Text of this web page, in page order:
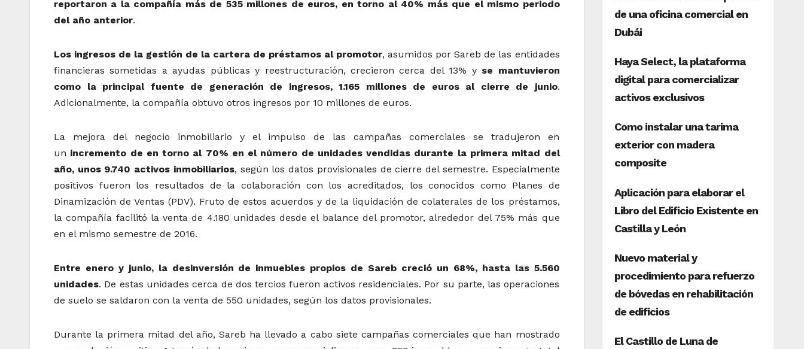
reportaron a la compañía más de 535 millones de euros, en torno al 40% más que el mismo periodo
del año anterior.
Los ingresos de la gestión de la cartera de préstamos al promotor, asumidos por Sareb de las entidades
financieras sometidas a ayudas públicas y reestructuración, crecieron cerca del 13% y se mantuvieron
como la principal fuente de generación de ingresos, 1.165 millones de euros al cierre de junio.
Adicionalmente, la compañía obtuvo otros ingresos por 10 millones de euros.
La mejora del negocio inmobiliario y el impulso de las campañas comerciales se tradujeron en
un incremento de en torno al 70% en el número de unidades vendidas durante la primera mitad del
año, unos 9.740 activos inmobiliarios, según los datos provisionales de cierre del semestre. Especialmente
positivos fueron los resultados de la colaboración con los acreditados, los conocidos como Planes de
Dinamización de Ventas (PDV). Fruto de estos acuerdos y de la liquidación de colaterales de los préstamos,
la compañía facilitó la venta de 4.180 unidades desde el balance del promotor, alrededor del 75% más que
en el mismo semestre de 2016.
Entre enero y junio, la desinversión de inmuebles propios de Sareb creció un 68%, hasta las 5.560
unidades. De estas unidades cerca de dos tercios fueron activos residenciales. Por su parte, las operaciones
de suelo se saldaron con la venta de 550 unidades, según los datos provisionales.
Durante la primera mitad del año, Sareb ha llevado a cabo siete campañas comerciales que han mostrado